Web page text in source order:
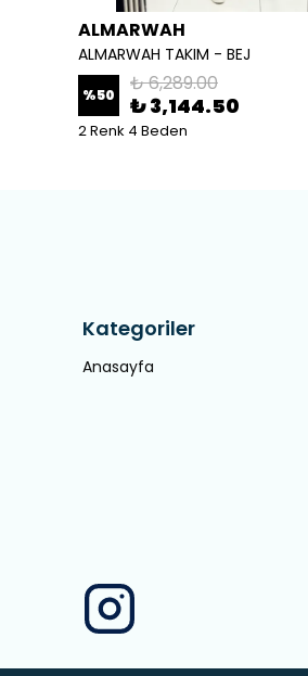
ALMARWAH
ALMARWAH TAKIM - BEJ
%50 ₺ 6,289.00
₺ 3,144.50
2 Renk 4 Beden
Kategoriler
Anasayfa